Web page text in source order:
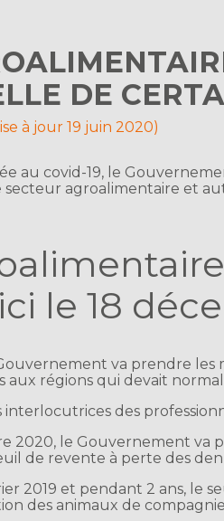
DE
à jour 19 juin 2020)
au covid-19, le
agroalimentaire et
le 18
va prendre
aux régions qui devait
interlocutrices des
2020, le Gouvernement
de revente à perte des
2019 et pendant 2 ans, le
des animaux de